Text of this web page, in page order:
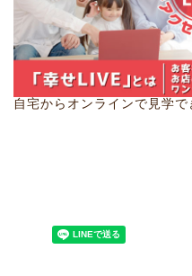
自宅からオンラインで見学で